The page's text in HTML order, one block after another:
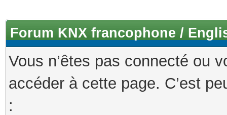
Forum KNX francophone /
Vous n’êtes pas connecté ou
accéder à cette page. C’est
: